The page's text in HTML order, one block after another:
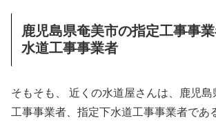
鹿児島県奄美市の指定工事事
水道工事事業者
そもそも、 近くの水道屋さんは、鹿児島
工事事業者、指定下水道工事事業者であ